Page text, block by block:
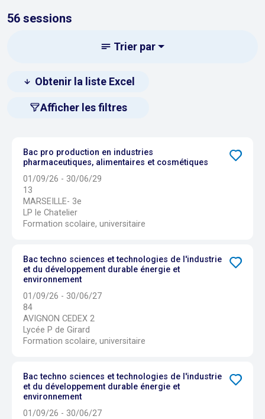
Afficher les filtres
56 sessions
Trier par
Obtenir la liste Excel
Bac pro production en industries
pharmaceutiques, alimentaires et cosmétiques
01/09/26 - 30/06/29
13
MARSEILLE- 3e
LP le Chatelier
Formation scolaire, universitaire
Bac techno sciences et technologies de l'industrie
et du développement durable énergie et
environnement
01/09/26 - 30/06/27
84
AVIGNON CEDEX 2
Lycée P de Girard
Formation scolaire, universitaire
Bac techno sciences et technologies de l'industrie
et du développement durable énergie et
environnement
01/09/26 - 30/06/27